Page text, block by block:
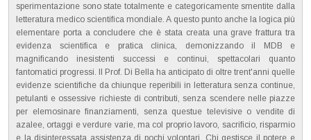
sperimentazione sono state totalmente e categoricamente smentite dalla
letteratura medico scientifica mondiale. A questo punto anche la logica più
elementare porta a concludere che è stata creata una grave frattura tra
evidenza scientifica e pratica clinica, demonizzando il MDB e
magnificando inesistenti successi e continui, spettacolari quanto
fantomatici progressi. Il Prof. Di Bella ha anticipato di oltre trent'anni quelle
evidenze scientifiche da chiunque reperibili in letteratura senza continue,
petulanti e ossessive richieste di contributi, senza scendere nelle piazze
per elemosinare finanziamenti, senza questue televisive o vendite di
azalee, ortaggi e verdure varie, ma col proprio lavoro, sacrificio, risparmio
e la disinteressata assistenza di pochi volontari. Chi gestisce il potere e